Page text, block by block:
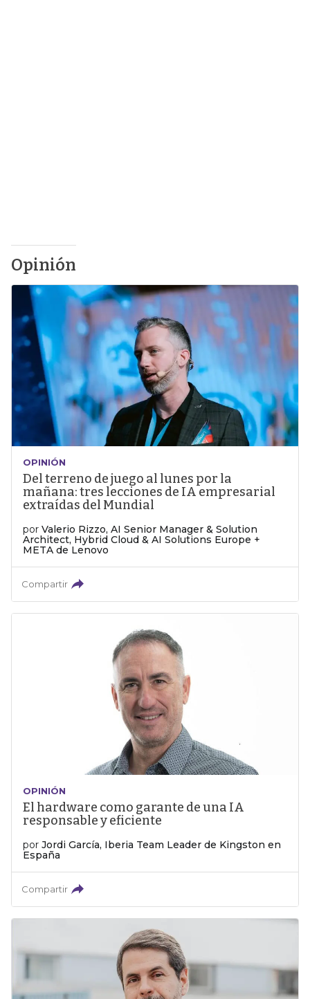
Opinión
OPINIÓN
Del terreno de juego al lunes por la
mañana: tres lecciones de IA empresarial
extraídas del Mundial
por Valerio Rizzo, AI Senior Manager & Solution
Architect, Hybrid Cloud & AI Solutions Europe +
META de Lenovo
Compartir
OPINIÓN
El hardware como garante de una IA
responsable y eficiente
por Jordi García, Iberia Team Leader de Kingston en
España
Compartir